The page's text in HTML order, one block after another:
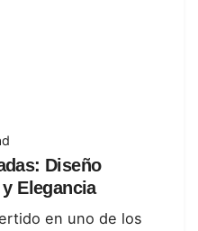
Diseño
Elegancia
en uno de los